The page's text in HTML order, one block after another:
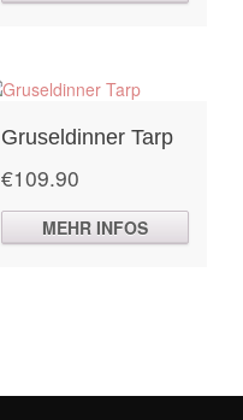
Gruseldinner Tarp
€109.90
MEHR INFOS